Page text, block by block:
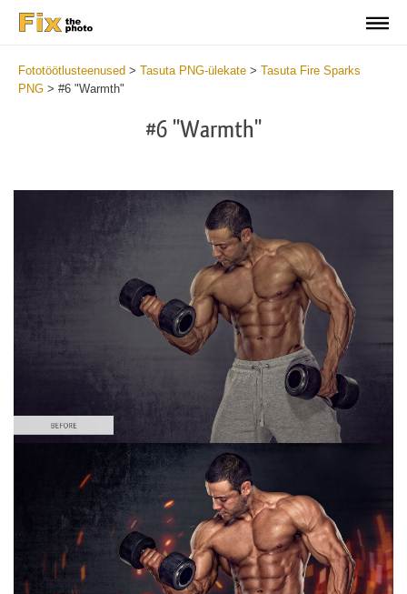
Fototöötlusteenused > Tasuta PNG-ülekate > Tasuta Fire Sparks
PNG > #6 "Warmth"
#6 "Warmth"
Please select
Free PNG Overlay #6